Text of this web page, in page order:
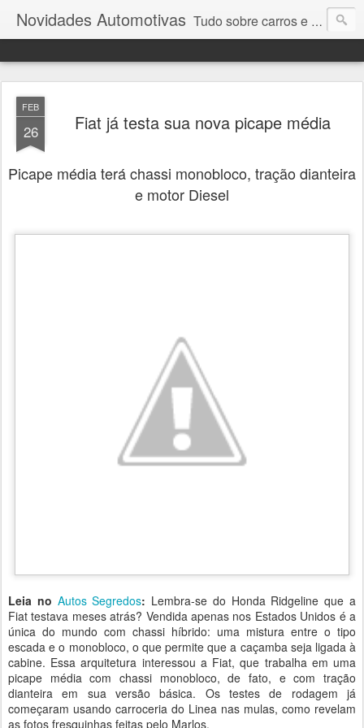
Novidades Automotivas Tudo sobre carros e motores
FEB
26 Fiat já testa sua nova picape média
Picape média terá chassi monobloco, tração dianteira
e motor Diesel
Leia no Autos Segredos: Lembra-se do Honda Ridgeline que a
Fiat testava meses atrás? Vendida apenas nos Estados Unidos é a
única do mundo com chassi híbrido: uma mistura entre o tipo
escada e o monobloco, o que permite que a caçamba seja ligada à
cabine. Essa arquitetura interessou a Fiat, que trabalha em uma
picape média com chassi monobloco, de fato, e com tração
dianteira em sua versão básica. Os testes de rodagem já
começaram usando carroceria do Linea nas mulas, como revelam
as fotos fresquinhas feitas pelo Marlos.